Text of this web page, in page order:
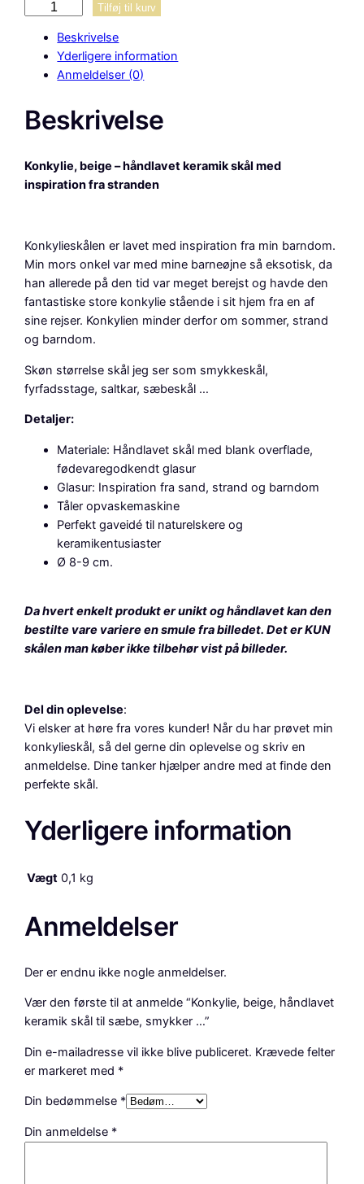
b
e
e
,
h
å
n
d
l
a
v
e
k
å
l
s
æ
b
e
,
m
k
r
n
t
a
Tilføj til kurv
Beskrivelse
Yderligere information
Anmeldelser (0)
Beskrivelse
Konkylie, beige – håndlavet keramik skål med
inspiration fra stranden
Konkylieskålen er lavet med inspiration fra min barndom.
Min mors onkel var med mine barneøjne så eksotisk, da
han allerede på den tid var meget berejst og havde den
fantastiske store konkylie stående i sit hjem fra en af
sine rejser. Konkylien minder derfor om sommer, strand
og barndom.
Skøn størrelse skål jeg ser som smykkeskål,
fyrfadsstage, saltkar, sæbeskål …
Detaljer:
Materiale: Håndlavet skål med blank overflade,
fødevaregodkendt glasur
Glasur: Inspiration fra sand, strand og barndom
Tåler opvaskemaskine
Perfekt gaveidé til naturelskere og
keramikentusiaster
Ø 8-9 cm.
Da hvert enkelt produkt er unikt og håndlavet kan den
bestilte vare variere en smule fra billedet. Det er KUN
skålen man køber ikke tilbehør vist på billeder.
Del din oplevelse:
Vi elsker at høre fra vores kunder! Når du har prøvet min
konkylieskål, så del gerne din oplevelse og skriv en
anmeldelse. Dine tanker hjælper andre med at finde den
perfekte skål.
Yderligere information
Vægt 0,1 kg
Anmeldelser
Der er endnu ikke nogle anmeldelser.
Vær den første til at anmelde “Konkylie, beige, håndlavet
keramik skål til sæbe, smykker …”
Din e-mailadresse vil ikke blive publiceret. Krævede felter
er markeret med *
Din bedømmelse *
Din anmeldelse *